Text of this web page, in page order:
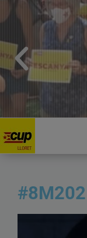
Que no